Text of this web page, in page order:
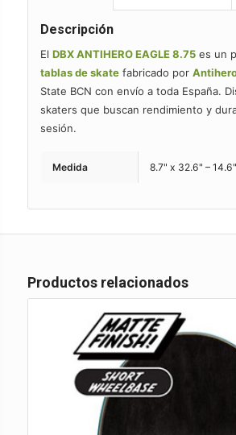
Descripción
El DBX ANTIHERO EAGLE 8.75es un
tablas de skatefabricado por
State BCN con envío a toda España.
skaters que buscan rendimiento y
sesión.
Medida 8.7" x 32.6" – 14.6"
Productos relacionados